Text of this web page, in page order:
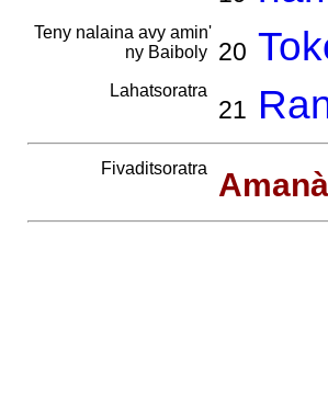
Teny nalaina avy amin'
ny Baiboly
20
Lahatsoratra
21
Fivaditsoratra